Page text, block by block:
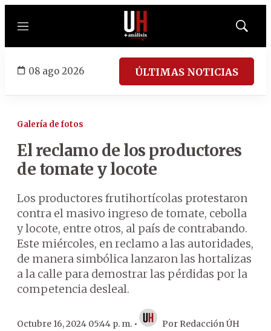
Menú
Mostrar
08 ago 2026 ÚLTIMAS NOTICIAS
Galería de fotos
El reclamo de los productores
de tomate y locote
Los productores frutihortícolas protestaron
contra el masivo ingreso de tomate, cebolla
y locote, entre otros, al país de contrabando.
Este miércoles, en reclamo a las autoridades,
de manera simbólica lanzaron las hortalizas
a la calle para demostrar las pérdidas por la
competencia desleal.
Octubre 16, 2024 05:44 p. m. • Por Redacción ÚH